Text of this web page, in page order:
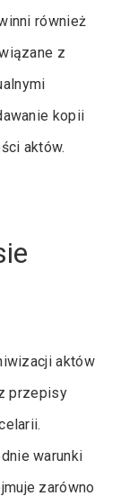
również
z
kopii
aktów.
aktów
przepisy
warunki
zarówno